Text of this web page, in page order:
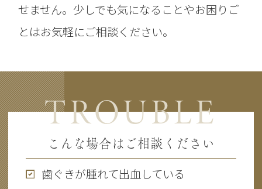
せません。少しでも気になることやお困りご
とはお気軽にご相談ください。
TROUBLE
こんな場合はご相談ください
歯ぐきが腫れて出血している